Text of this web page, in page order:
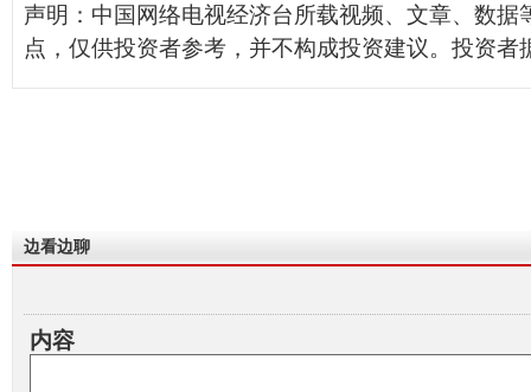
声明：中国网络电视经济台所载视频、文章、数据
点，仅供投资者参考，并不构成投资建议。投资者
边看边聊
内容